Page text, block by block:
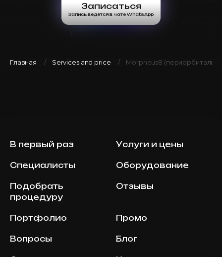
Записаться
Запись ведется в чате WhatsApp
Главная Services and price Morpheus8
В первый раз Услуги и цены
Специалисты Оборудование
Подобрать
процедуру
Отзывы
Портфолио Промо
Вопросы Блог